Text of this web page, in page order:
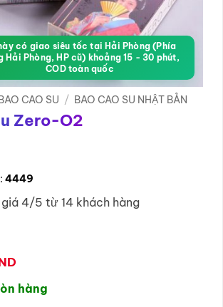
có giao siêu tốc tại Hải Phòng (Phía
Hải Phòng, HP cũ) khoảng 15 - 30 phút,
COD toàn quốc
CAO SU / BAO CAO SU NHẬT BẢN
Zero-O2
4449
4/5 từ 14 khách hàng
hàng